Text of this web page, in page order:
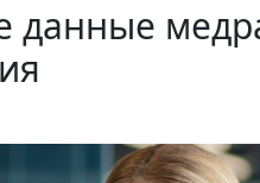
данные